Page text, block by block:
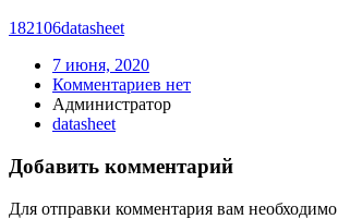
182106datasheet
7 июня, 2020
Комментариев нет
Администратор
datasheet
Добавить комментарий
Для отправки комментария вам необходимо